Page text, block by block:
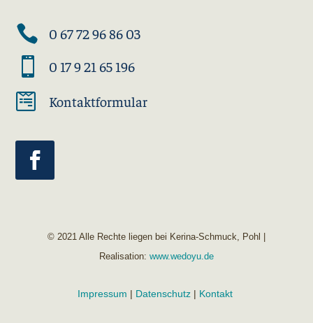
 0 67 72 96 86 03
 0 17 9 21 65 196
 Kontaktformular
© 2021 Alle Rechte liegen bei Kerina-Schmuck, Pohl |
Realisation: www.wedoyu.de
Impressum | Datenschutz| Kontakt